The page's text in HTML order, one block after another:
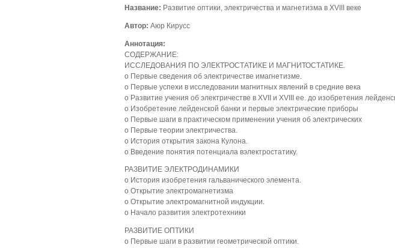
Название: Развитие оптики, электричества и магнетизма в XVIII веке
Автор: Аюр Кирусс
Аннотация:
СОДЕРЖАНИЕ:
ИССЛЕДОВАНИЯ ПО ЭЛЕКТРОСТАТИКЕ И МАГНИТОСТАТИКЕ.
o Первые сведения об электричестве имагнетизме.
o Первые успехи в исследовании магнитных явлений в средние века
o Развитие учения об электричестве в XVII и XVIII ее. до изобретения
o Изобретение лейденской банки и первые электрические приборы
o Первые шаги в практическом применении учения об электрических
o Первые теории электричества.
o История открытия закона Кулона.
o Введение понятия потенциала вэлектростатику.
РАЗВИТИЕ ЭЛЕКТРОДИНАМИКИ
o История изобретения гальванического элемента.
o Открытие электромагнетизма
o Открытие электромагнитной индукции.
o Начало развития электротехники
РАЗВИТИЕ ОПТИКИ
o Первые шаги в развитии геометрической оптики.